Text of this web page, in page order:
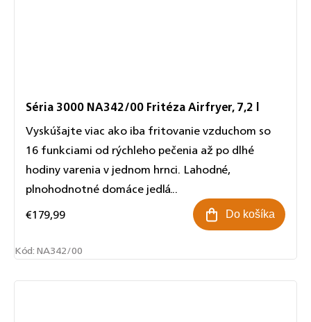
Séria 3000 NA342/00 Fritéza Airfryer, 7,2 l
€179,99 Do košíka
Vyskúšajte viac ako iba fritovanie vzduchom so
16 funkciami od rýchleho pečenia až po dlhé
hodiny varenia v jednom hrnci. Lahodné,
plnohodnotné domáce jedlá...
Kód:NA342/00